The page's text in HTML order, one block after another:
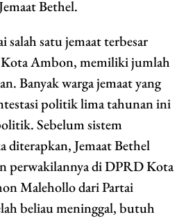
Bethel.
salah satu jemaat terbesar
Kota Ambon, memiliki jumlah
Banyak warga jemaat yang
politik lima tahunan ini
Sebelum sistem
diterapkan, Jemaat Bethel
perwakilannya di DPRD Kota
Malehollo dari Partai
beliau meninggal, butuh